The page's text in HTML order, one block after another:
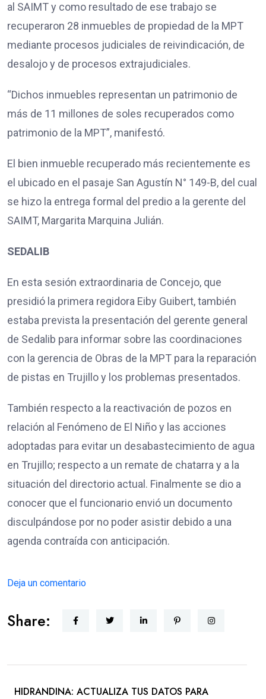
al SAIMT y como resultado de ese trabajo se
recuperaron 28 inmuebles de propiedad de la MPT
mediante procesos judiciales de reivindicación, de
desalojo y de procesos extrajudiciales.
“Dichos inmuebles representan un patrimonio de
más de 11 millones de soles recuperados como
patrimonio de la MPT”, manifestó.
El bien inmueble recuperado más recientemente es
el ubicado en el pasaje San Agustín N° 149-B, del cual
se hizo la entrega formal del predio a la gerente del
SAIMT, Margarita Marquina Julián.
SEDALIB
En esta sesión extraordinaria de Concejo, que
presidió la primera regidora Eiby Guibert, también
estaba prevista la presentación del gerente general
de Sedalib para informar sobre las coordinaciones
con la gerencia de Obras de la MPT para la reparación
de pistas en Trujillo y los problemas presentados.
También respecto a la reactivación de pozos en
relación al Fenómeno de El Niño y las acciones
adoptadas para evitar un desabastecimiento de agua
en Trujillo; respecto a un remate de chatarra y a la
situación del directorio actual. Finalmente se dio a
conocer que el funcionario envió un documento
disculpándose por no poder asistir debido a una
agenda contraída con anticipación.
Deja un comentario
Share:
HIDRANDINA: ACTUALIZA TUS DATOS PARA